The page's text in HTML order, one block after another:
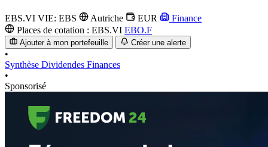
EBS.VI VIE: EBS Autriche EUR
Finance
Places de cotation : EBS.VI EBO.F
Ajouter à mon portefeuille Créer une alerte
•
Synthèse Dividendes Finances
•
Sponsorisé